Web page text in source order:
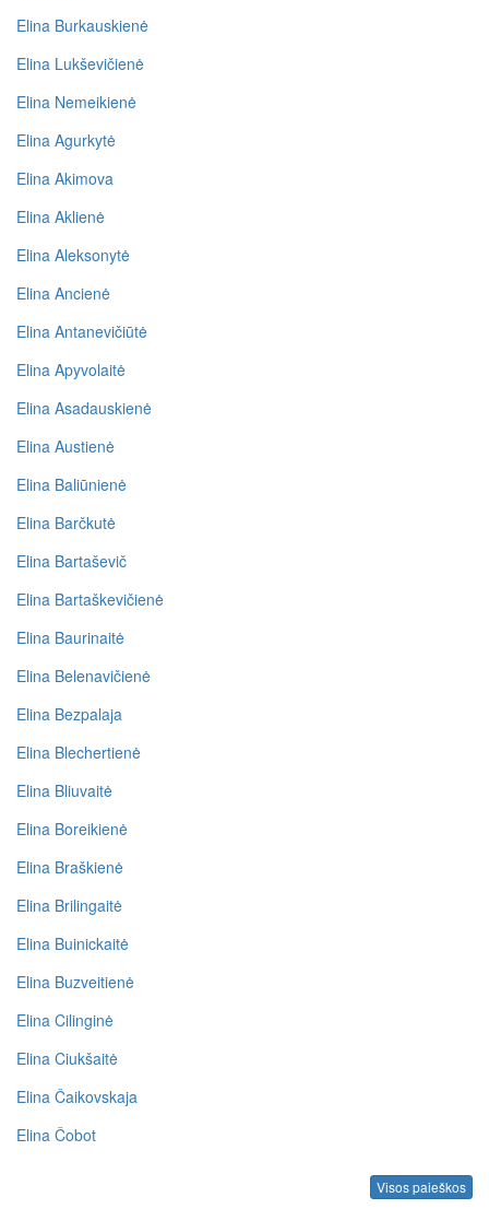
Elina Burkauskienė
Elina Lukševičienė
Elina Nemeikienė
Elina Agurkytė
Elina Akimova
Elina Aklienė
Elina Aleksonytė
Elina Ancienė
Elina Antanevičiūtė
Elina Apyvolaitė
Elina Asadauskienė
Elina Austienė
Elina Baliūnienė
Elina Barčkutė
Elina Bartaševič
Elina Bartaškevičienė
Elina Baurinaitė
Elina Belenavičienė
Elina Bezpalaja
Elina Blechertienė
Elina Bliuvaitė
Elina Boreikienė
Elina Braškienė
Elina Brilingaitė
Elina Buinickaitė
Elina Buzveitienė
Elina Cilinginė
Elina Ciukšaitė
Elina Čaikovskaja
Elina Čobot
Visos paieškos